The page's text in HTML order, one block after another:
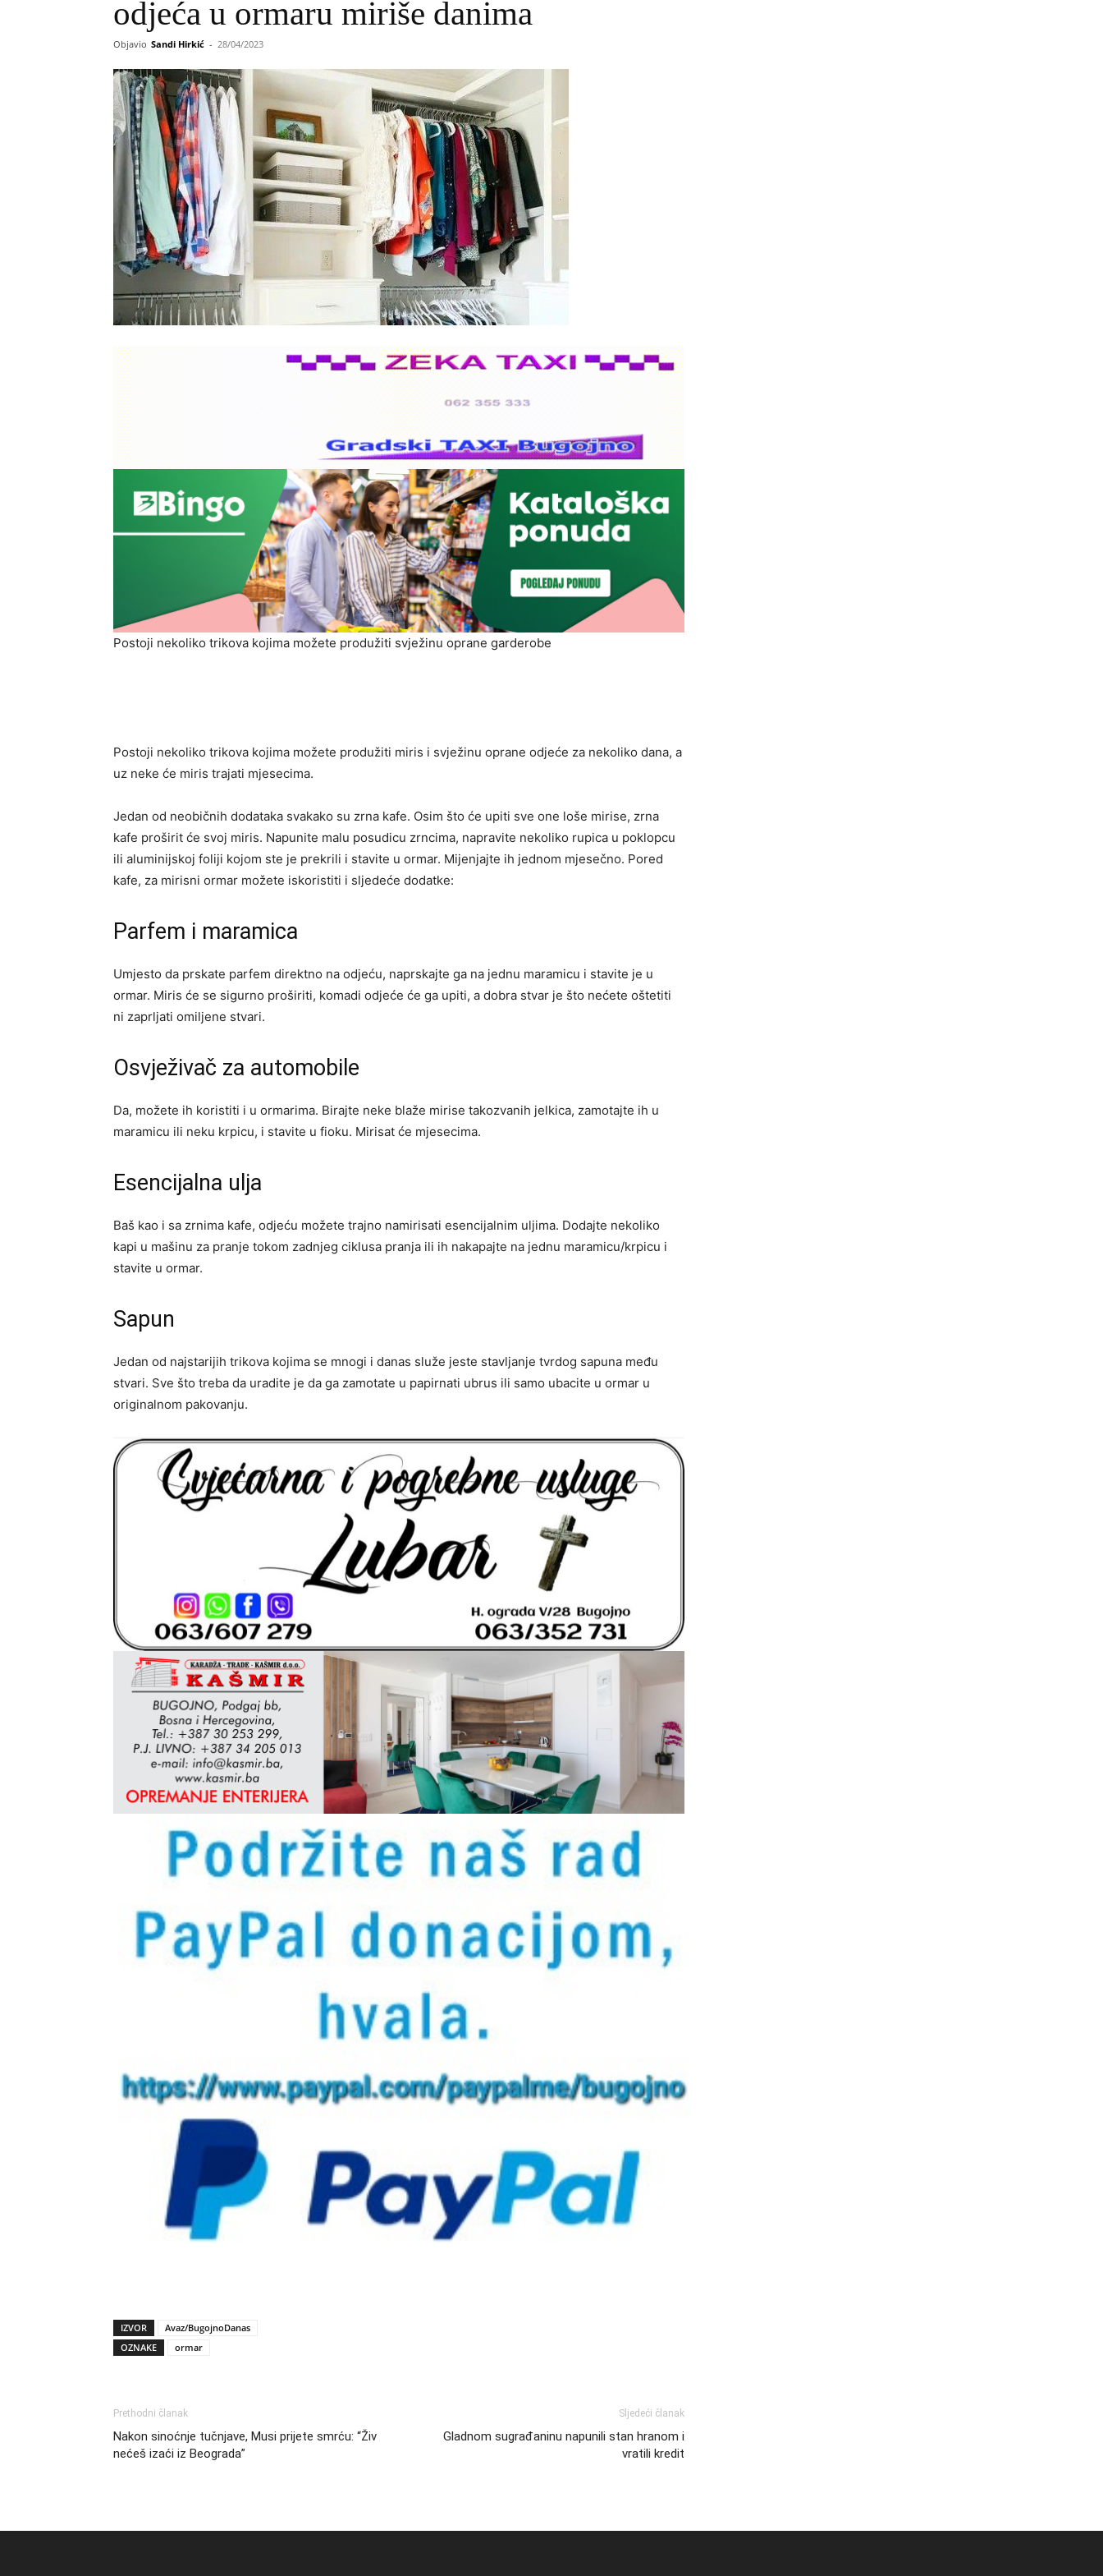
odjeća u ormaru miriše danima
Objavio Sandi Hirkić - 28/04/2023
Postoji nekoliko trikova kojima možete produžiti svježinu oprane garderobe
Postoji nekoliko trikova kojima možete produžiti miris i svježinu oprane odjeće za nekoliko dana, a
uz neke će miris trajati mjesecima.
Jedan od neobičnih dodataka svakako su zrna kafe. Osim što će upiti sve one loše mirise, zrna
kafe proširit će svoj miris. Napunite malu posudicu zrncima, napravite nekoliko rupica u poklopcu
ili aluminijskoj foliji kojom ste je prekrili i stavite u ormar. Mijenjajte ih jednom mjesečno. Pored
kafe, za mirisni ormar možete iskoristiti i sljedeće dodatke:
Parfem i maramica
Umjesto da prskate parfem direktno na odjeću, naprskajte ga na jednu maramicu i stavite je u
ormar. Miris će se sigurno proširiti, komadi odjeće će ga upiti, a dobra stvar je što nećete oštetiti
ni zaprljati omiljene stvari.
Osvježivač za automobile
Da, možete ih koristiti i u ormarima. Birajte neke blaže mirise takozvanih jelkica, zamotajte ih u
maramicu ili neku krpicu, i stavite u fioku. Mirisat će mjesecima.
Esencijalna ulja
Baš kao i sa zrnima kafe, odjeću možete trajno namirisati esencijalnim uljima. Dodajte nekoliko
kapi u mašinu za pranje tokom zadnjeg ciklusa pranja ili ih nakapajte na jednu maramicu/krpicu i
stavite u ormar.
Sapun
Jedan od najstarijih trikova kojima se mnogi i danas služe jeste stavljanje tvrdog sapuna među
stvari. Sve što treba da uradite je da ga zamotate u papirnati ubrus ili samo ubacite u ormar u
originalnom pakovanju.
IZVOR
Avaz/BugojnoDanas
OZNAKE
ormar
Prethodni članak
Nakon sinoćnje tučnjave, Musi prijete smrću: “Živ
nećeš izaći iz Beograda”
Sljedeći članak
Gladnom sugrađaninu napunili stan hranom i
vratili kredit